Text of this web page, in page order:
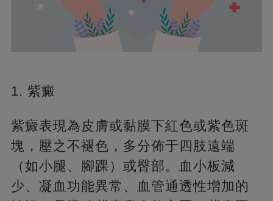
1. 紫癜
紫癜表現為皮膚或黏膜下紅色或紫色斑
塊，壓之不褪色，多分佈于四肢遠端
（如小腿、腳踝）或臀部。血小板減
少、凝血功能異常、血管通透性增加的